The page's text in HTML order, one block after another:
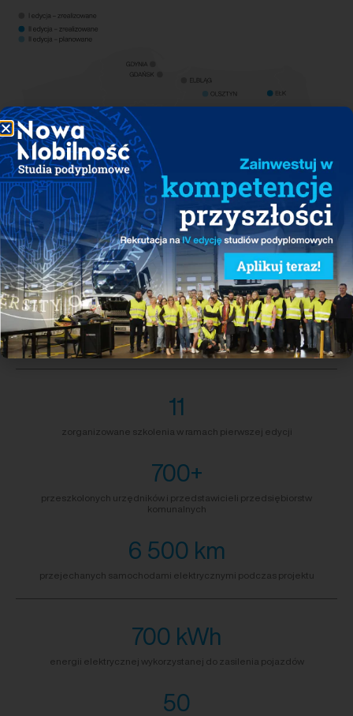
11
zorganizowane szkolenia w ramach pierwszej edycji
700+
przeszkolonych urzędników i przedstawicieli przedsiębiorstw
komunalnych
6 500 km
przejechanych samochodami elektrycznymi podczas projektu
700 kWh
energii elektrycznej wykorzystanej do zasilenia pojazdów
50